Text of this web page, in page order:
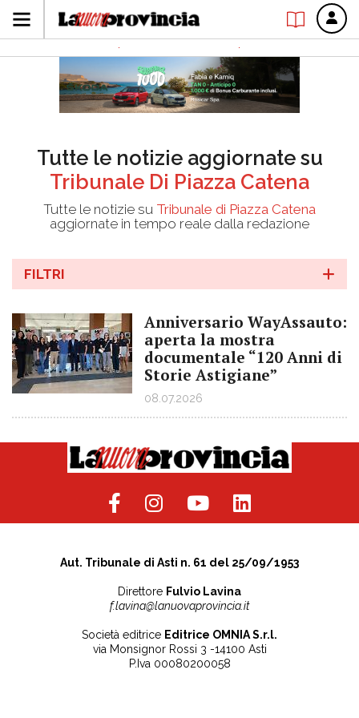
Tutte le notizie aggiornate su
Tribunale Di Piazza Catena
Tutte le notizie su Tribunale di Piazza Catena
aggiornate in tempo reale dalla redazione
FILTRI
Anniversario WayAssauto:
aperta la mostra
documentale “120 Anni di
Storie Astigiane”
08.07.2026
Aut. Tribunale di Asti n. 61 del 25/09/1953
Direttore Fulvio Lavina
f.lavina@lanuovaprovincia.it
Società editrice Editrice OMNIA S.r.l.
via Monsignor Rossi 3 -14100 Asti
P.Iva 00080200058